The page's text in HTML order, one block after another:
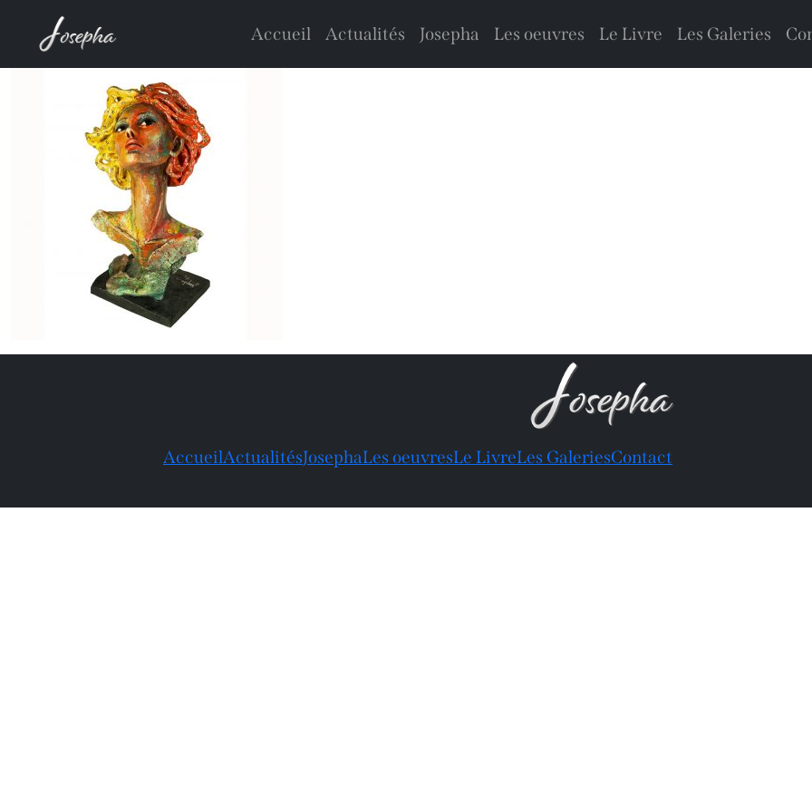
Accueil Actualités Josepha Les oeuvres Le Livre Les Galeries
AccueilActualitésJosephaLes oeuvresLe LivreLes GaleriesContact